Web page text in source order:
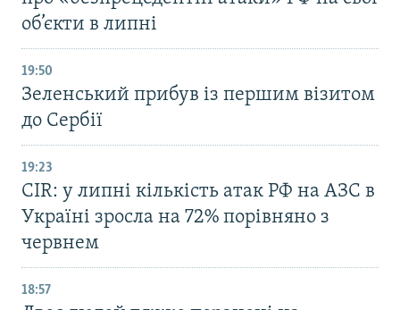
об’єкти в липні
19:50
Зеленський прибув із першим візитом
до Сербії
19:23
CIR: у липні кількість атак РФ на АЗС в
Україні зросла на 72% порівняно з
червнем
18:57